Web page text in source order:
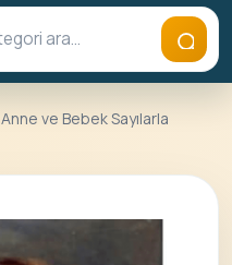
ve Bebek Sayılarla